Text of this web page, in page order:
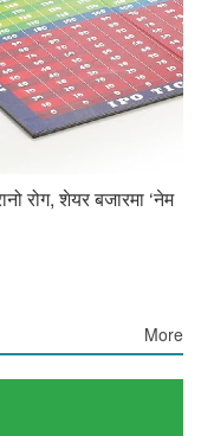
रोग, शेयर बजारमा ‘नेम
More